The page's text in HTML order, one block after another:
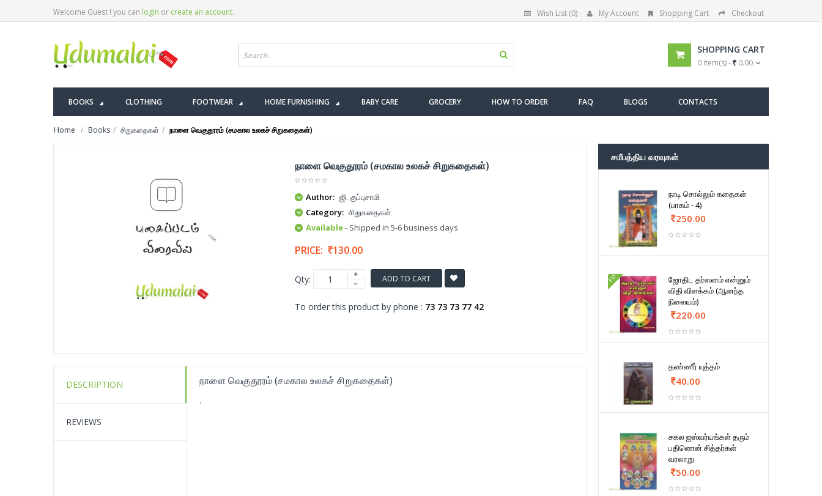
Welcome Guest ! you can login or create an account. Wish List (0) My Account Shopping Cart Checkout
SHOPPING CART
0 item(s) - 0.00
BOOKS CLOTHING FOOTWEAR HOME FURNISHING BABY CARE GROCERY HOW TO ORDER FAQ BLOGS CONTACTS
Home Books சிறுகதைகள் நாளை வெகுதூரம் (சமகால உலகச் சிறுகதைகள்)
நாளை வெகுதூரம் (சமகால உலகச் சிறுகதைகள்)
Author: ஜி. குப்புசாமி
Category: சிறுகதைகள்
Available- Shipped in 5-6 business days
PRICE: 130.00
Qty: ADD TO CART
To order this product by phone : 73 73 73 77 42
DESCRIPTION
REVIEWS
நாளை வெகுதூரம் (சமகால உலகச் சிறுகதைகள்)
.
சமீபத்திய வரவுகள்
நாடி சொல்லும் கதைகள்
(பாகம் - 4)
250.00
FD
ஜோதிட தர்ஸனம் என்னும்
விதி விளக்கம் (ஆனந்த
நிலையம்)
220.00
தண்ணீர் யுத்தம்
40.00
சகல ஐஸ்வர்யங்கள் தரும்
பதிணென் சித்தர்கள்
வரலாறு
50.00